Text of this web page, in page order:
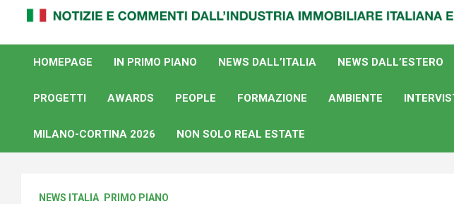
By Internews
internazionale
HOMEPAGE
IN PRIMO PIANO NEWS DALL’ITALIA NEWS DALL’ESTERO
PROGETTI AWARDS PEOPLE FORMAZIONE AMBIENTE
MILANO-CORTINA 2026 NON SOLO REAL ESTATE
NEWS ITALIA PRIMO PIANO